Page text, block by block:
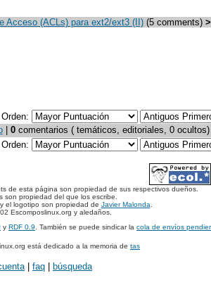
Acceso (ACLs) para ext2/ext3 (II)(5 comments) >
Orden:
| 0comentarios ( temáticos, editoriales, 0 ocultos)
Orden:
de esta página son propiedad de sus respectivos dueños.
son propiedad del que los escribe.
el logotipo son propiedad de Javier Malonda
Escomposlinux.org y aledaños.
y RDF 0.9 . También se puede sindicar la cola de envíos
está dedicado a la memoria de tas
| faq búsqueda